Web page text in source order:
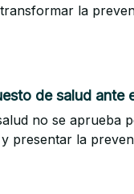
la
de salud ante
no se aprueba
presentar la